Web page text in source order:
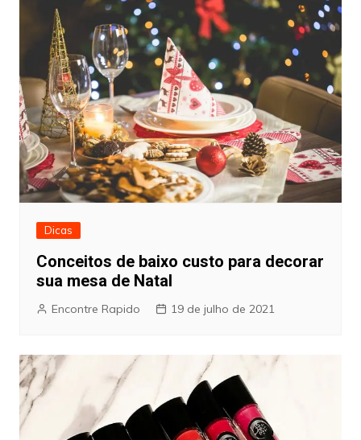
Dicas
Conceitos de baixo custo para decorar
sua mesa de Natal
Encontre Rapido 19 de julho de 2021